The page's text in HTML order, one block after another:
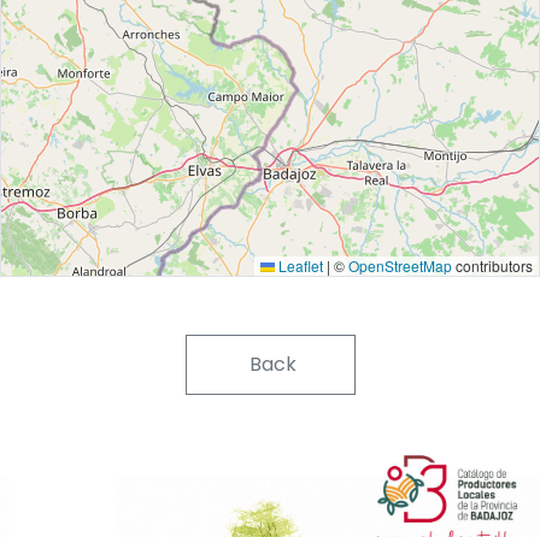
Leaflet | ©OpenStreetMapcontributors
Back